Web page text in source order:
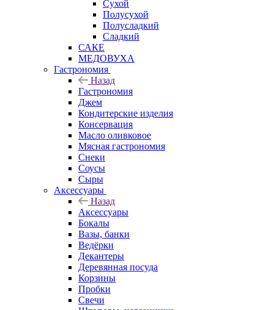
Сухой
Полусухой
Полусладкий
Сладкий
САКЕ
МЕДОВУХА
Гастрономия
Назад
Гастрономия
Джем
Кондитерские изделия
Консервация
Масло оливковое
Мясная гастрономия
Снеки
Соусы
Сыры
Аксессуары
Назад
Аксессуары
Бокалы
Вазы, банки
Ведёрки
Декантеры
Деревянная посуда
Корзины
Пробки
Свечи